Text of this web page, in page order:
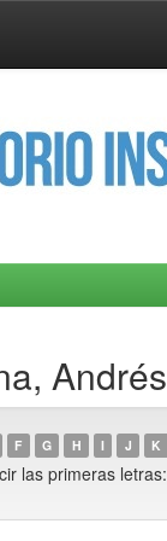
F G H I J K
las primeras letras: